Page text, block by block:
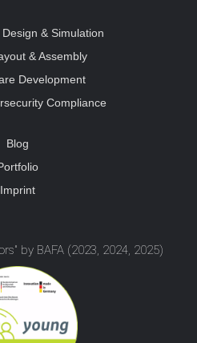
& Simulation
& Assembly
Development
Compliance
Blog
Imprint
by BAFA (2023, 2024, 2025)